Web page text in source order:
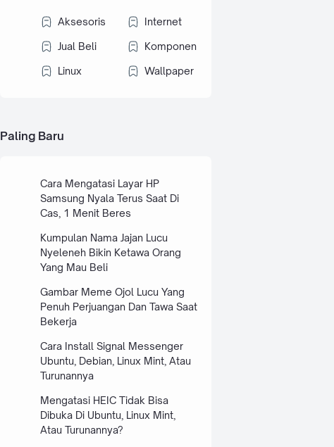
Aksesoris Internet
Jual Beli Komponen
Linux Wallpaper
Paling Baru
Cara Mengatasi Layar HP
Samsung Nyala Terus Saat Di
Cas, 1 Menit Beres
Kumpulan Nama Jajan Lucu
Nyeleneh Bikin Ketawa Orang
Yang Mau Beli
Gambar Meme Ojol Lucu Yang
Penuh Perjuangan Dan Tawa Saat
Bekerja
Cara Install Signal Messenger
Ubuntu, Debian, Linux Mint, Atau
Turunannya
Mengatasi HEIC Tidak Bisa
Dibuka Di Ubuntu, Linux Mint,
Atau Turunannya?